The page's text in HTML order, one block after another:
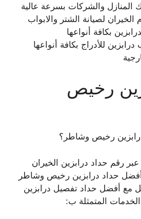
المنازل والشركات بسرعة عالية
الخيران لصيانة الشتر والابواب
بكافة أنواعها
للأدراج بكافة أنواعها
رخيص
رخيص وشاطر؟
رقم حداد درابزين الخيران
حداد درابزين رخيص وشاطر
مع أفضل حداد تفصيل درابزين
المتمثلة ب: